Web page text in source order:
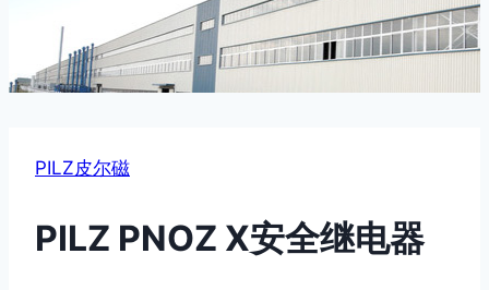
PILZ皮尔磁
PILZ PNOZ X安全继电器